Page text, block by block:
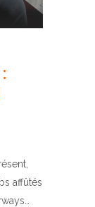
affûtés